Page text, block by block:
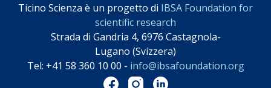
Ticino Scienza è un progetto di IBSA Foundation for
scientific research
Strada di Gandria 4, 6976 Castagnola-
Lugano (Svizzera)
Tel: +41 58 360 10 00 - info@ibsafoundation.org